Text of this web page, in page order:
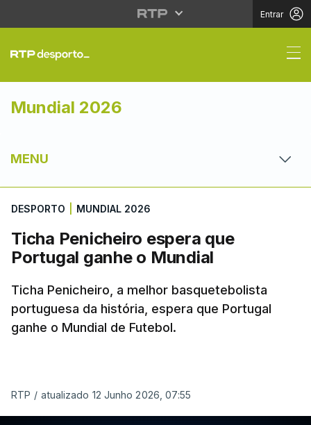
Entrar
Ticha Penicheiro
Mundial 2026
MENU
DESPORTO MUNDIAL 2026
Ticha Penicheiro espera que
Portugal ganhe o Mundial
Ticha Penicheiro, a melhor basquetebolista
portuguesa da história, espera que Portugal
ganhe o Mundial de Futebol.
RTP / atualizado 12 Junho 2026, 07:55